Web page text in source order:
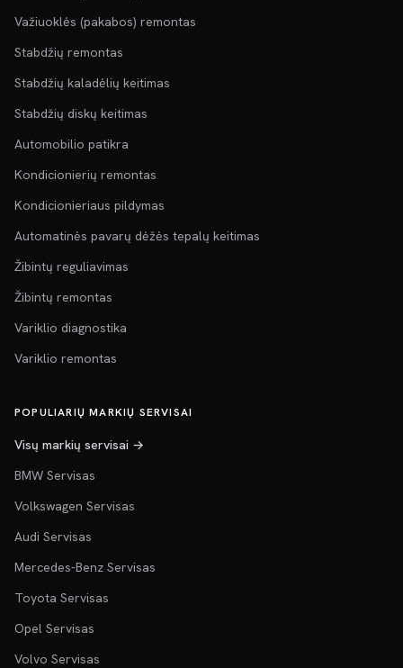
Važiuoklės (pakabos) remontas
Stabdžių remontas
Stabdžių kaladėlių keitimas
Stabdžių diskų keitimas
Automobilio patikra
Kondicionierių remontas
Kondicionieriaus pildymas
Automatinės pavarų dėžės tepalų keitimas
Žibintų reguliavimas
Žibintų remontas
Variklio diagnostika
Variklio remontas
POPULIARIŲ MARKIŲ SERVISAI
Visų markių servisai →
BMW Servisas
Volkswagen Servisas
Audi Servisas
Mercedes-Benz Servisas
Toyota Servisas
Opel Servisas
Volvo Servisas